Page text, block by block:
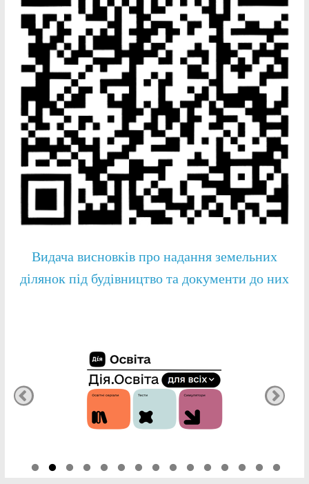
Видача висновків про надання земельних
ділянок під будівництво та документи до них